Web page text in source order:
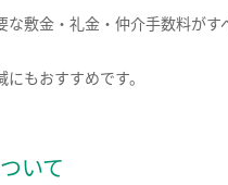
敷金・礼金・仲介手数料がす
もおすすめです。
いて